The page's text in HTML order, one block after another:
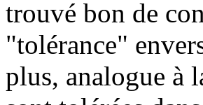
trouvé bon de
"tolérance"
plus, analogue à